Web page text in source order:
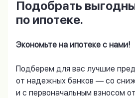
Подобрать
по ипотеке.
Экономьте на ипотеке с нами!
Подберем для вас лучшие
от надежных банков — со
и с первоначальным взносом